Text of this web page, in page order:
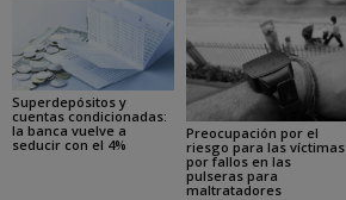
Superdepósitos y
cuentas condicionadas:
la banca vuelve a
seducir con el 4%
Preocupación por el
riesgo para las víctimas
por fallos en las
pulseras para
maltratadores